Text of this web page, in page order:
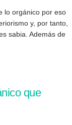
lo orgánico por eso
y, por tanto,
sabia. Además de
que